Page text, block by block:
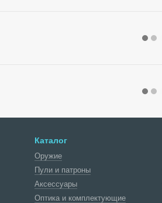
Каталог
Оружие
Пули и патроны
Аксессуары
Оптика и комплектующие